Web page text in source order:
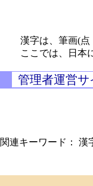
漢字は、筆画(
ここでは、日本
管理者運営サ
関連キーワード： 漢